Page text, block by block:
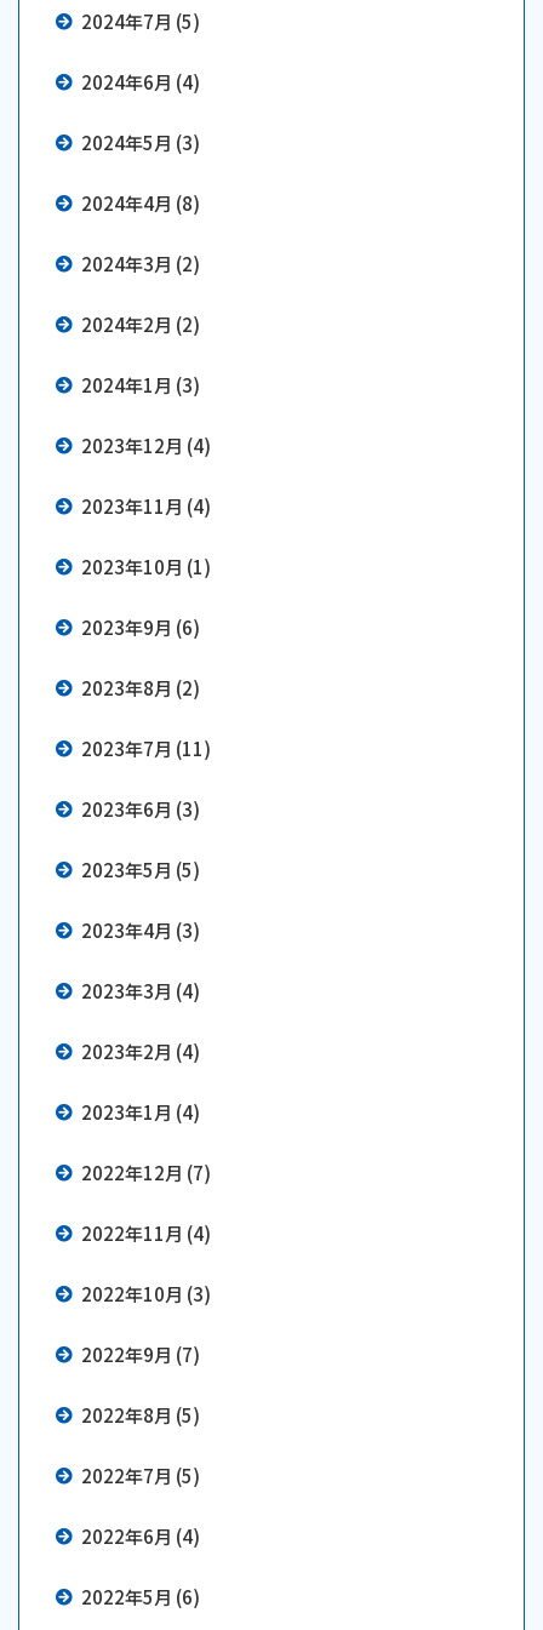
2024年7月 (5)
2024年6月 (4)
2024年5月 (3)
2024年4月 (8)
2024年3月 (2)
2024年2月 (2)
2024年1月 (3)
2023年12月 (4)
2023年11月 (4)
2023年10月 (1)
2023年9月 (6)
2023年8月 (2)
2023年7月 (11)
2023年6月 (3)
2023年5月 (5)
2023年4月 (3)
2023年3月 (4)
2023年2月 (4)
2023年1月 (4)
2022年12月 (7)
2022年11月 (4)
2022年10月 (3)
2022年9月 (7)
2022年8月 (5)
2022年7月 (5)
2022年6月 (4)
2022年5月 (6)